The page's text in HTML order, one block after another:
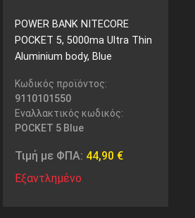
POWER BANK NITECORE
POCKET 5, 5000ma Ultra Thin
Aluminium body, Blue
Κωδικός προϊόντος:
9110101550
Εναλλακτικός κωδικός:
POCKET 5 Blue
Τιμή με ΦΠΑ: 44,90 €
Εξαντλημένο